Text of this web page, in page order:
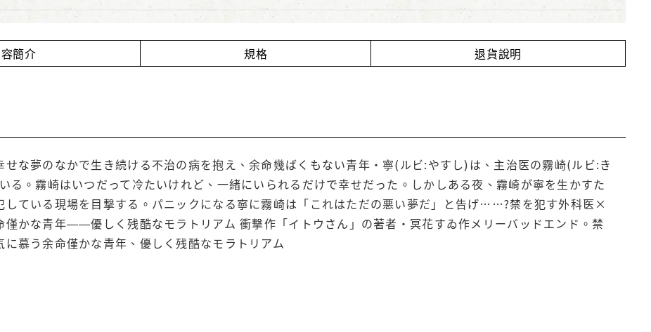
簡介 規格 退貨說明
せな夢のなかで生き続ける不治の病を抱え、余命幾ばくもない青年・寧(ルビ:やすし)は、主治医の霧崎(ルビ:き
る。霧崎はいつだって冷たいけれど、一緒にいられるだけで幸せだった。しかしある夜、霧崎が寧を生かすた
している現場を目撃する。パニックになる寧に霧崎は「これはただの悪い夢だ」と告げ……?禁を犯す外科医×
僅かな青年――優しく残酷なモラトリアム 衝撃作「イトウさん」の著者・冥花すゐ作メリーバッドエンド。禁
慕う余命僅かな青年、優しく残酷なモラトリアム